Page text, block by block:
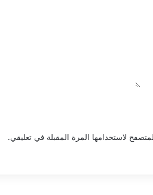
لاستخدامها المرة المقبلة في تعليقي.